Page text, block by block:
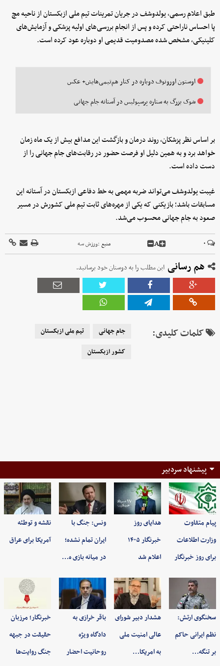
طبق اعلام رسمی، یولدوشف در جریان تمرینات تیم ملی ازبکستان از ناحیه مچ
پا احساس ناراحتی کرده و پس از انجام بررسی‌های اولیه پزشکی و آزمایش‌های
کلینیکی، مشخص شده مصدومیت قدیمی او دوباره عود کرده است.
اوستون اورونوف دوباره در کنار هم‌تیمی‌هایش+ عکس
شوک بزرگ به ستاره پرسپولیس در آستانه جام جهانی
بر اساس نظر پزشکان، روند درمان و بازگشت این مدافع بیش از یک ماه زمان
خواهد برد و به همین دلیل او فرصت حضور در رقابت‌های جام جهانی را از
دست داده است.
غیبت یولدوشف می‌تواند ضربه مهمی به خط دفاعی ازبکستان در آستانه این
مسابقات باشد؛ بازیکنی که یکی از مهره‌های ثابت تیم ملی کشورش در مسیر
صعود به جام جهانی محسوب می‌شد.
۰ A منبع :ورزش سه
هم رسانی این مطلب را به دوستان خود برسانید.
کلمات کلیدی: جام جهانی
تیم ملی ازبکستان
کشور ازبکستان
پیشنهاد سردبیر
پیام متفاوت
وزارت اطلاعات
برای روز خبرنگار
هدایای روز
خبرنگار ۱۴۰۵
اعلام شد
ونس: جنگ با
ایران تمام نشده؛
در میانه بازی ه…
نقشه و توطئه
آمریکا برای عراق
سخنگوی ارتش:
نظم ایرانی حاکم
بر تنگه…
هشدار دبیر شورای
عالی امنیت ملی
به امریکا…
باقر خرازی به
دادگاه ویژه
روحانیت احضار
خبرنگار؛ مرزبان
حقیقت در جبهه
جنگ روایت‌ها